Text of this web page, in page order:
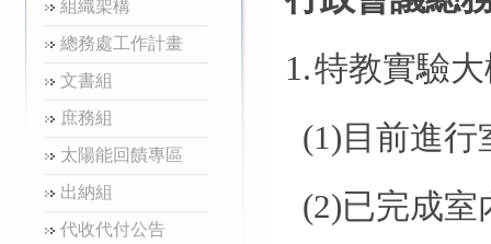
組織架構
總務處工作計畫
文書組
庶務組
太陽能回饋專區
出納組
代收代付公告
1.特教實驗
(1) 目前進
(2)已完成室